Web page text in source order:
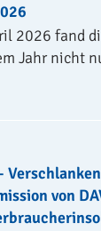
2026 fand
Jahr nicht
von